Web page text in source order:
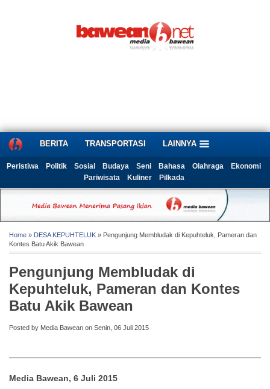
BERITA TRANSPORTASI LAINNYA
Peristiwa Politik Sosial Budaya Seni Bahasa Olahraga
Ekonomi
Pariwisata
Kuliner Pilkada
Home » DESA KEPUHTELUK » Pengunjung Membludak di Kepuhteluk, Pameran dan
Kontes Batu Akik Bawean
Pengunjung Membludak di
Kepuhteluk, Pameran dan Kontes
Batu Akik Bawean
Posted by Media Bawean on Senin, 06 Juli 2015
Media Bawean, 6 Juli 2015